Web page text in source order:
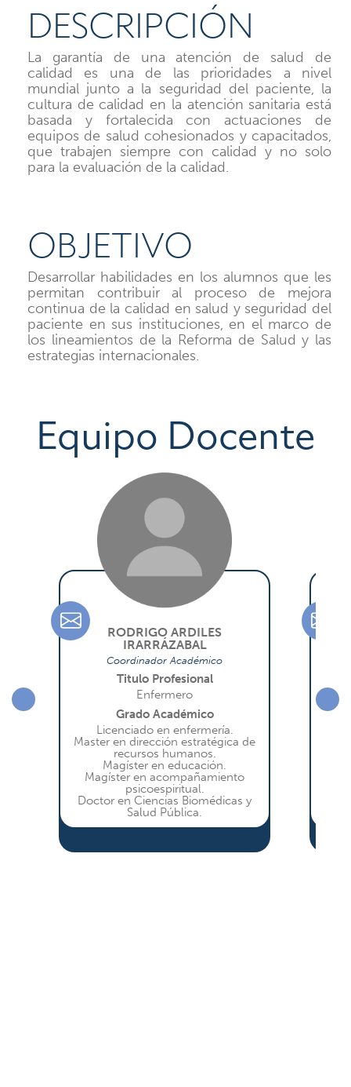
DESCRIPCIÓN
La garantía de una atención de salud de
calidad es una de las prioridades a nivel
mundial junto a la seguridad del paciente, la
cultura de calidad en la atención sanitaria está
basada y fortalecida con actuaciones de
equipos de salud cohesionados y capacitados,
que trabajen siempre con calidad y no solo
para la evaluación de la calidad.
OBJETIVO
Desarrollar habilidades en los alumnos que les
permitan contribuir al proceso de mejora
continua de la calidad en salud y seguridad del
paciente en sus instituciones, en el marco de
los lineamientos de la Reforma de Salud y las
estrategias internacionales.
Equipo Docente
RODRIGO ARDILES
IRARRÁZABAL
Coordinador Académico
Titulo Profesional
Enfermero
Grado Académico
Licenciado en enfermería.
Master en dirección estratégica de
recursos humanos.
Magíster en educación.
Magíster en acompañamiento
psicoespiritual.
Doctor en Ciencias Biomédicas y
Salud Pública.
rodrigo.ardiles@uantof.cl